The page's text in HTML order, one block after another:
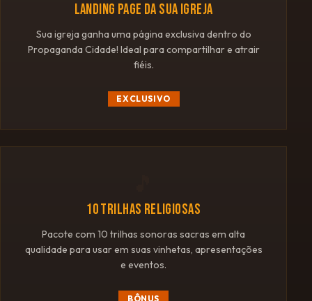
LANDING PAGE DA SUA IGREJA
Sua igreja ganha uma página exclusiva dentro do
Propaganda Cidade! Ideal para compartilhar e atrair
fiéis.
EXCLUSIVO
10 TRILHAS RELIGIOSAS
Pacote com 10 trilhas sonoras sacras em alta
qualidade para usar em suas vinhetas, apresentações
e eventos.
BÔNUS